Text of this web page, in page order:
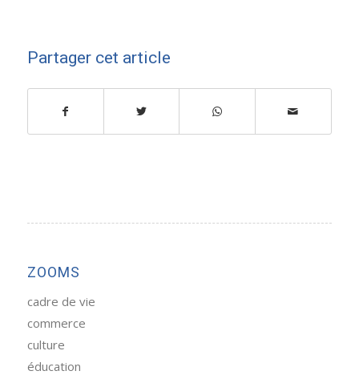
Partager cet article
ZOOMS
cadre de vie
commerce
culture
éducation